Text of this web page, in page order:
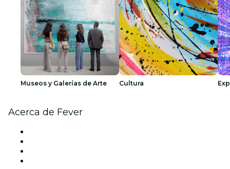
Museos y Galerías de Arte Cultura
Acerca de Fever